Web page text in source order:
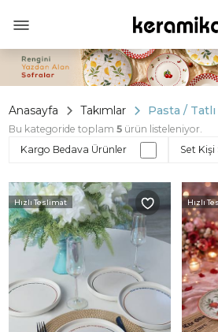
Anasayfa Takımlar Pasta / Tatlı
Bu kategoride toplam 5ürün listeleniyor.
Kargo Bedava Ürünler
Set Kişi
Hızlı Teslimat Hızlı